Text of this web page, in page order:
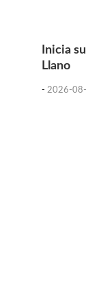
Inicia
Llano
- 2026-